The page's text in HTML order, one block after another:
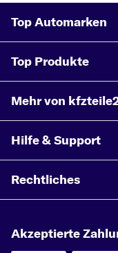
FORD TRANSIT Bus
FORD TRANSIT
FORD TRANSIT Kasten
FORD TRANSIT 55-
FORD TRANSIT Kasten
Top Automarken
Top Produkte
Mehr von
Hilfe & Support
Rechtliches
Akzeptierte